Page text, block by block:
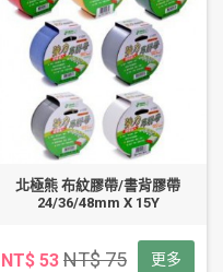
北極熊 布紋膠帶/書背膠帶
24/36/48mm X 15Y
NT$ 53 NT$ 75 更多